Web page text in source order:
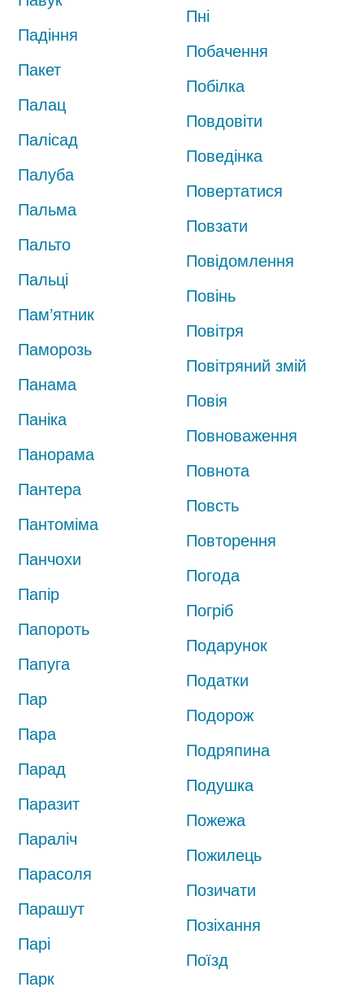
Падіння
Пакет
Палац
Палісад
Палуба
Пальма
Пальто
Пальці
Пам’ятник
Паморозь
Панама
Паніка
Панорама
Пантера
Пантоміма
Панчохи
Папір
Папороть
Папуга
Пар
Пара
Парад
Паразит
Параліч
Парасоля
Парашут
Парі
Парк
Пні
Побачення
Побілка
Повдовіти
Поведінка
Повертатися
Повзати
Повідомлення
Повінь
Повітря
Повітряний змій
Повія
Повноваження
Повнота
Повсть
Повторення
Погода
Погріб
Подарунок
Податки
Подорож
Подряпина
Подушка
Пожежа
Пожилець
Позичати
Позіхання
Поїзд